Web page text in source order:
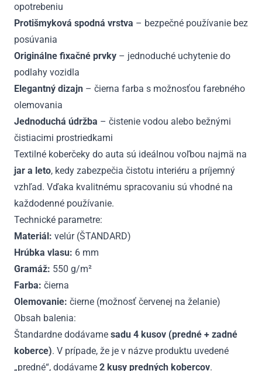
opotrebeniu
Protišmyková spodná vrstva – bezpečné používanie bez
posúvania
Originálne fixačné prvky – jednoduché uchytenie do
podlahy vozidla
Elegantný dizajn – čierna farba s možnosťou farebného
olemovania
Jednoduchá údržba – čistenie vodou alebo bežnými
čistiacimi prostriedkami
Textilné koberčeky do auta sú ideálnou voľbou najmä na
jar a leto, kedy zabezpečia čistotu interiéru a príjemný
vzhľad. Vďaka kvalitnému spracovaniu sú vhodné na
každodenné používanie.
Technické parametre:
Materiál: velúr (ŠTANDARD)
Hrúbka vlasu: 6 mm
Gramáž: 550 g/m²
Farba: čierna
Olemovanie: čierne (možnosť červenej na želanie)
Obsah balenia:
Štandardne dodávame sadu 4 kusov (predné + zadné
koberce). V prípade, že je v názve produktu uvedené
„predné“, dodávame 2 kusy predných kobercov.